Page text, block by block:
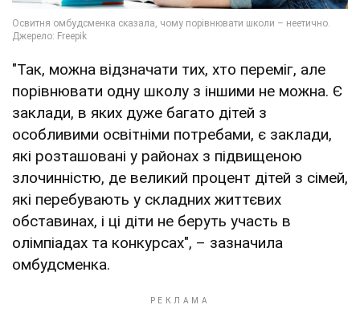
"Так, можна відзначати тих, хто переміг, але
порівнювати одну школу з іншими не можна. Є
заклади, в яких дуже багато дітей з
особливими освітніми потребами, є заклади,
які розташовані у районах з підвищеною
злочинністю, де великий процент дітей з сімей,
які перебувають у складних життєвих
обставинах, і ці діти не беруть участь в
олімпіадах та конкурсах", – зазначила
омбудсменка.